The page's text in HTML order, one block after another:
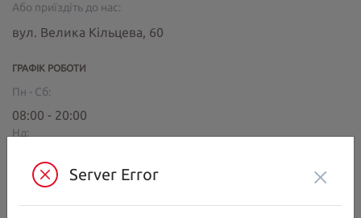
Або приїздіть до нас:
вул. Велика Кільцева, 60
ГРАФІК РОБОТИ
Пн - Сб:
08:00 - 20:00
Нд:
МИ В СОЦ. МЕРЕЖАХ
Server Error ×